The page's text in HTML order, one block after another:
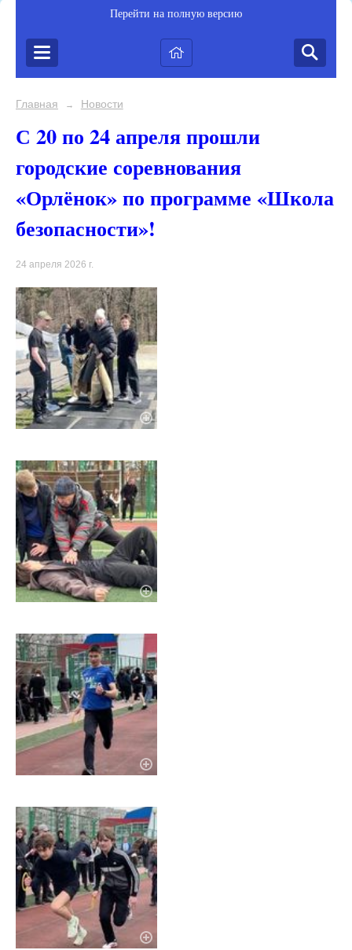
Перейти на полную версию
Главная → Новости
С 20 по 24 апреля прошли
городские соревнования
«Орлёнок» по программе «Школа
безопасности»!
24 апреля 2026 г.